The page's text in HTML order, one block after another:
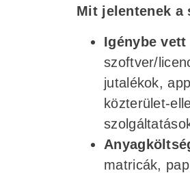
Mit jelentenek a
Igénybe
szoftver/
jutalékok,
közterület-
matricák,